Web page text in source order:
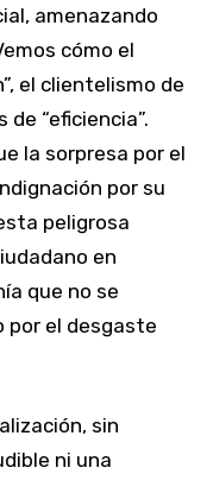
amenazando
cómo el
el clientelismo de
de “eficiencia”.
la sorpresa por el
por su
peligrosa
en
que no se
por el desgaste
sin
ni una